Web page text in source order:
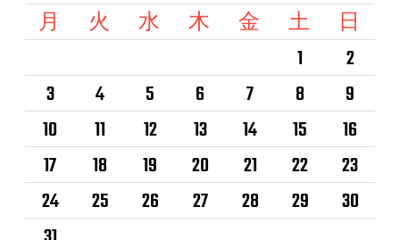
月
火 水 木 金 土
日
1
2
3
4 5 6 7 8
9
10
11 12 13 14 15
16
17
18 19 20 21 22
23
24
25 26 27 28 29
30